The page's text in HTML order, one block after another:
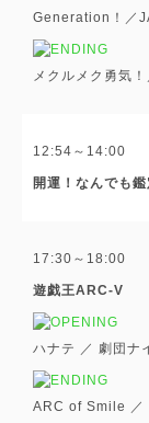
Generation！／
メクルメク勇気
12:54～14:00
開運！なんでも鑑
17:30～18:00
遊戯王ARC-V
ハナテ ／ 劇団ナ
ARC of Smile ／